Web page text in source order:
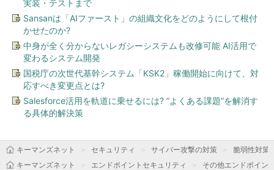
実装・テストまで
Sansanは「AIファースト」の組織文化をどのようにして根付
かせたのか?
中身が全く分からないレガシーシステムも改修可能 AI活用で
変わるシステム開発
国税庁の次世代基幹システム「KSK2」稼働開始に向けて、対
応すべき変更点とは?
Salesforce活用を軌道に乗せるには? “よくある課題”を解消す
る具体的解決策
キーマンズネット セキュリティ サイバー攻撃の対策
脆弱性対策
キーマンズネット
エンドポイントセキュリティ その他エンドポイン